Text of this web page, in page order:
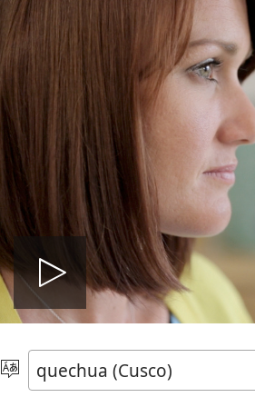
video
Rimasqayki
simita